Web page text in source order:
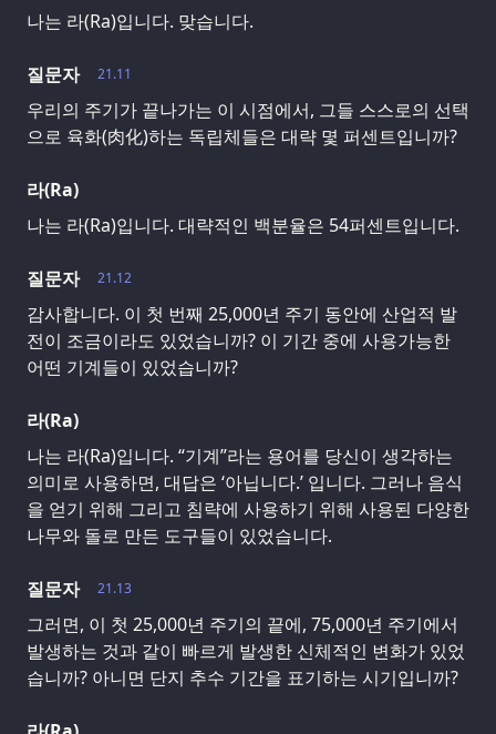
나는 라(Ra)입니다. 맞습니다.
21.11
질문자
우리의 주기가 끝나가는 이 시점에서, 그들 스스로의 선택
으로 육화(肉化)하는 독립체들은 대략 몇 퍼센트입니까?
라(Ra)
나는 라(Ra)입니다. 대략적인 백분율은 54퍼센트입니다.
21.12
질문자
감사합니다. 이 첫 번째 25,000년 주기 동안에 산업적 발
전이 조금이라도 있었습니까? 이 기간 중에 사용가능한
어떤 기계들이 있었습니까?
라(Ra)
나는 라(Ra)입니다. “기계”라는 용어를 당신이 생각하는
의미로 사용하면, 대답은 ‘아닙니다.’ 입니다. 그러나 음식
을 얻기 위해 그리고 침략에 사용하기 위해 사용된 다양한
나무와 돌로 만든 도구들이 있었습니다.
21.13
질문자
그러면, 이 첫 25,000년 주기의 끝에, 75,000년 주기에서
발생하는 것과 같이 빠르게 발생한 신체적인 변화가 있었
습니까? 아니면 단지 추수 기간을 표기하는 시기입니까?